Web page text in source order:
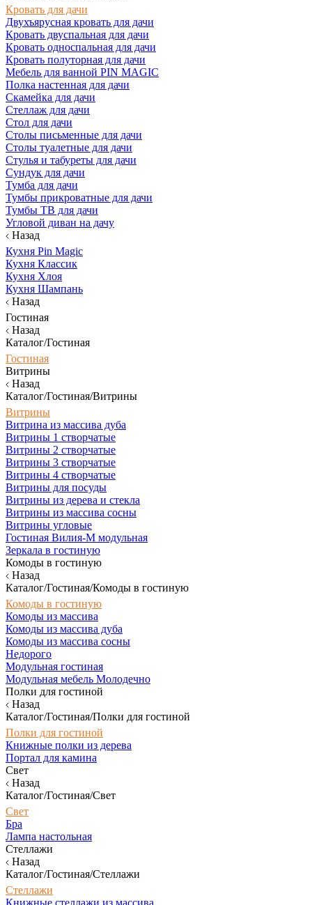
Кровать для дачи
Двухъярусная кровать для дачи
Кровать двуспальная для дачи
Кровать односпальная для дачи
Кровать полуторная для дачи
Мебель для ванной PIN MAGIC
Полка настенная для дачи
Скамейка для дачи
Стеллаж для дачи
Стол для дачи
Столы письменные для дачи
Столы туалетные для дачи
Стулья и табуреты для дачи
Сундук для дачи
Тумба для дачи
Тумбы прикроватные для дачи
Тумбы ТВ для дачи
Угловой диван на дачу
Назад
Кухня Pin Magic
Кухня Классик
Кухня Хлоя
Кухня Шампань
Назад
Гостиная
Назад
Каталог/Гостиная
Гостиная
Витрины
Назад
Каталог/Гостиная/Витрины
Витрины
Витрина из массива дуба
Витрины 1 створчатые
Витрины 2 створчатые
Витрины 3 створчатые
Витрины 4 створчатые
Витрины для посуды
Витрины из дерева и стекла
Витрины из массива сосны
Витрины угловые
Гостиная Вилия-М модульная
Зеркала в гостиную
Комоды в гостиную
Назад
Каталог/Гостиная/Комоды в гостиную
Комоды в гостиную
Комоды из массива
Комоды из массива дуба
Комоды из массива сосны
Недорого
Модульная гостиная
Модульная мебель Молодечно
Полки для гостиной
Назад
Каталог/Гостиная/Полки для гостиной
Полки для гостиной
Книжные полки из дерева
Портал для камина
Свет
Назад
Каталог/Гостиная/Свет
Свет
Бра
Лампа настольная
Стеллажи
Назад
Каталог/Гостиная/Стеллажи
Стеллажи
Книжные стеллажи из массива